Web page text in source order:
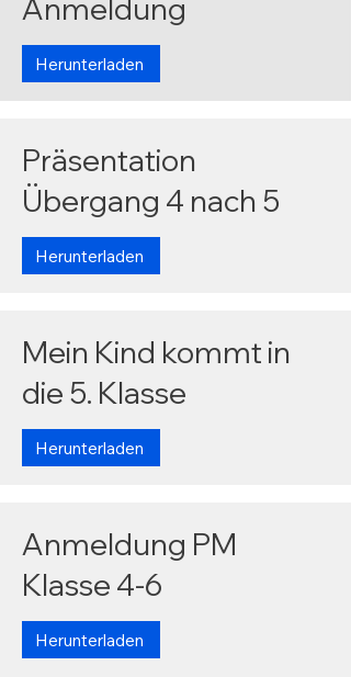
Anmeldung
Herunterladen
Präsentation
Übergang 4 nach 5
Herunterladen
Mein Kind kommt in
die 5. Klasse
Herunterladen
Anmeldung PM
Klasse 4-6
Herunterladen